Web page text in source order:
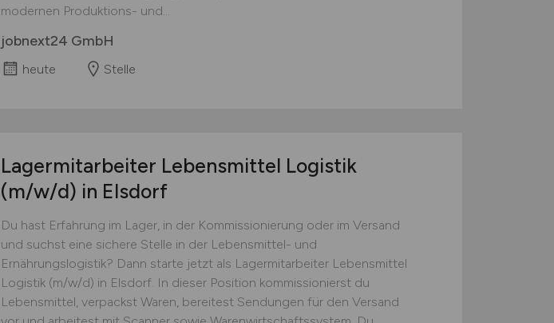
modernen Produktions- und...
jobnext24 GmbH
heute Stelle
Lagermitarbeiter Lebensmittel Logistik
(m/w/d) in Elsdorf
Du hast Erfahrung im Lager, in der Kommissionierung oder im Versand
und suchst eine sichere Stelle in der Lebensmittel- und
Ernährungslogistik? Dann starte jetzt als Lagermitarbeiter Lebensmittel
Logistik (m/w/d) in Elsdorf. In dieser Position kommissionierst du
Lebensmittel, verpackst Waren, bereitest Sendungen für den Versand